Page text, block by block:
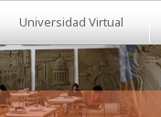
Universidad Virtual